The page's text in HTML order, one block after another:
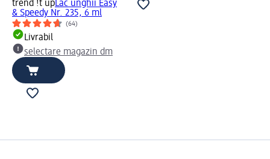
trend !t upLac unghii Easy
& Speedy Nr. 235, 6 ml
(64)
Livrabil
selectare magazin dm